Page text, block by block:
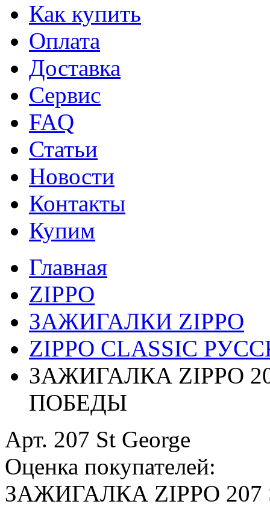
Как купить
Оплата
Доставка
Сервис
FAQ
Статьи
Новости
Контакты
Купим
Главная
ZIPPO
ЗАЖИГАЛКИ ZIPPO
ZIPPO CLASSIC
ЗАЖИГАЛКА ZIPPO
ПОБЕДЫ
Арт. 207 St George
Оценка покупателей:
ЗАЖИГАЛКА ZIPPO